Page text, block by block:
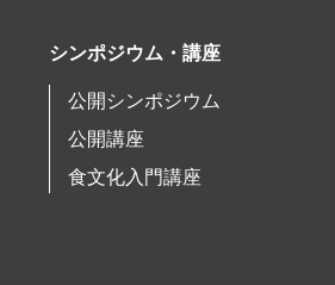
シンポジウム・講座
公開シンポジウム
公開講座
食文化入門講座